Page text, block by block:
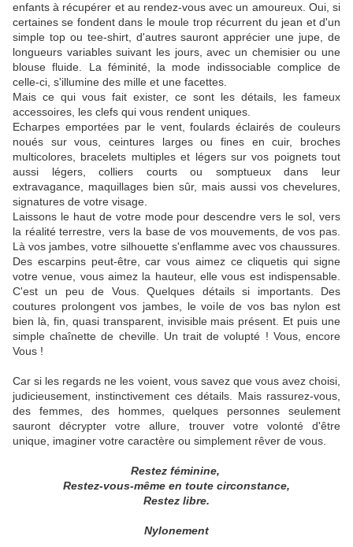
enfants à récupérer et au rendez-vous avec un amoureux. Oui, si
certaines se fondent dans le moule trop récurrent du jean et d'un
simple top ou tee-shirt, d'autres sauront apprécier une jupe, de
longueurs variables suivant les jours, avec un chemisier ou une
blouse fluide. La féminité, la mode indissociable complice de
celle-ci, s'illumine des mille et une facettes.
Mais ce qui vous fait exister, ce sont les détails, les fameux
accessoires, les clefs qui vous rendent uniques.
Echarpes emportées par le vent, foulards éclairés de couleurs
noués sur vous, ceintures larges ou fines en cuir, broches
multicolores, bracelets multiples et légers sur vos poignets tout
aussi légers, colliers courts ou somptueux dans leur
extravagance, maquillages bien sûr, mais aussi vos chevelures,
signatures de votre visage.
Laissons le haut de votre mode pour descendre vers le sol, vers
la réalité terrestre, vers la base de vos mouvements, de vos pas.
Là vos jambes, votre silhouette s'enflamme avec vos chaussures.
Des escarpins peut-être, car vous aimez ce cliquetis qui signe
votre venue, vous aimez la hauteur, elle vous est indispensable.
C'est un peu de Vous. Quelques détails si importants. Des
coutures prolongent vos jambes, le voile de vos bas nylon est
bien là, fin, quasi transparent, invisible mais présent. Et puis une
simple chaînette de cheville. Un trait de volupté ! Vous, encore
Vous !
Car si les regards ne les voient, vous savez que vous avez choisi,
judicieusement, instinctivement ces détails. Mais rassurez-vous,
des femmes, des hommes, quelques personnes seulement
sauront décrypter votre allure, trouver votre volonté d'être
unique, imaginer votre caractère ou simplement rêver de vous.
Restez féminine,
Restez-vous-même en toute circonstance,
Restez libre.
Nylonement